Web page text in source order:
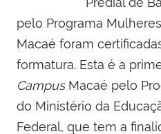
pelo Programa
Macaé foram
formatura. Esta é a
CampusMacaé pelo
do Ministério da
Federal, que tem a